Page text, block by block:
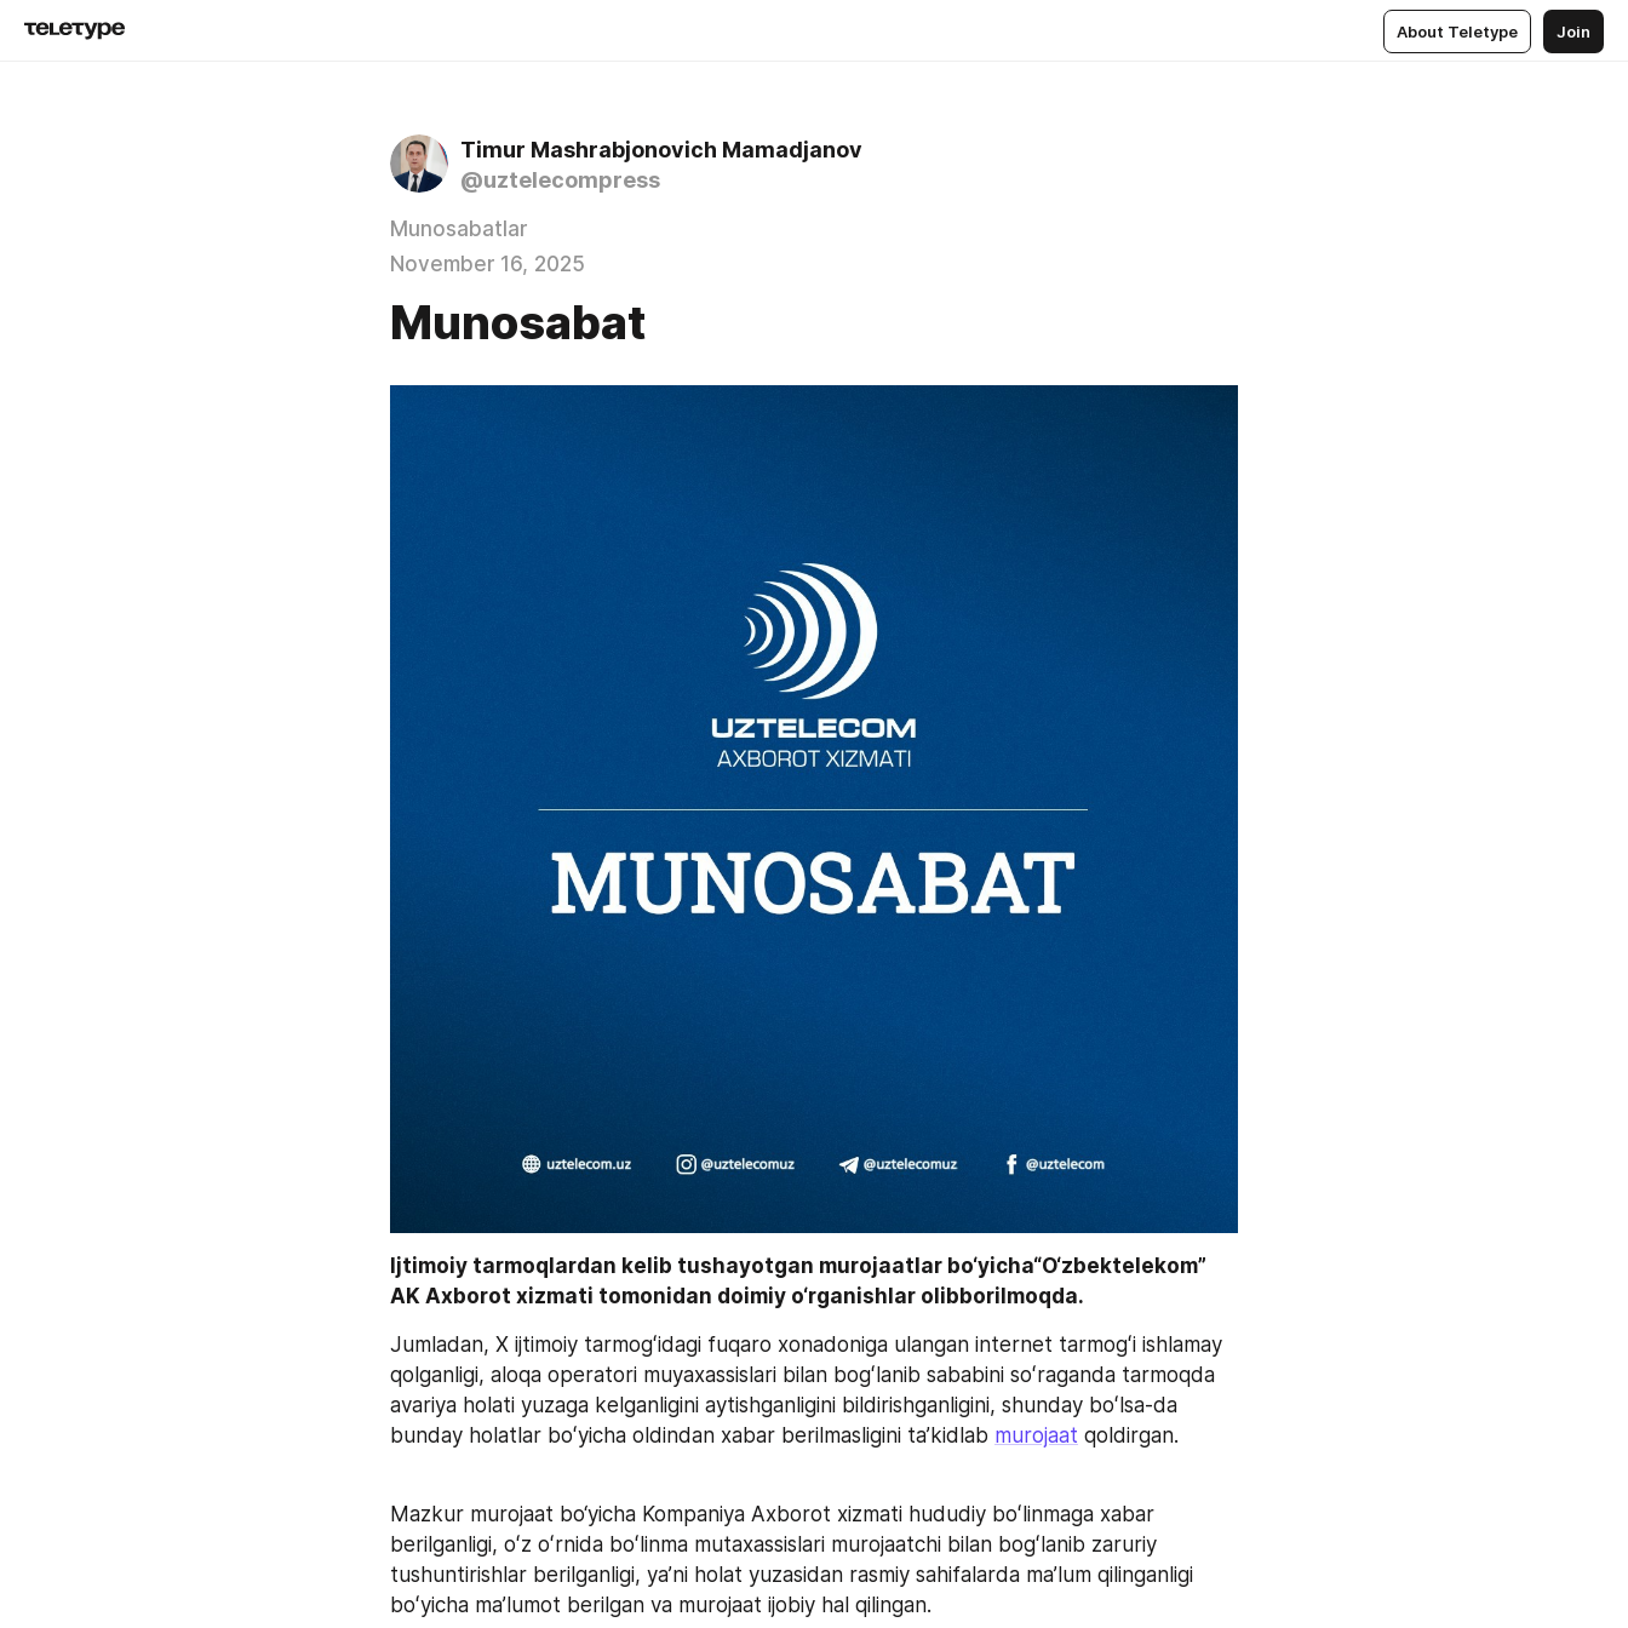
About Teletype Join
Timur Mashrabjonovich Mamadjanov
@uztelecompress
Munosabatlar
November 16, 2025
Munosabat
Ijtimoiy tarmoqlardan kelib tushayotgan murojaatlar bo‘yicha“O‘zbektelekom”
AK Axborot xizmati tomonidan doimiy o‘rganishlar olibborilmoqda.
Jumladan, X ijtimoiy tarmogʻidagi fuqaro xonadoniga ulangan internet tarmogʻi ishlamay
qolganligi, aloqa operatori muyaxassislari bilan bogʻlanib sababini soʻraganda tarmoqda
avariya holati yuzaga kelganligini aytishganligini bildirishganligini, shunday boʻlsa-da
bunday holatlar boʻyicha oldindan xabar berilmasligini taʼkidlab murojaat qoldirgan.
Mazkur murojaat bo‘yicha Kompaniya Axborot xizmati hududiy boʻlinmaga xabar
berilganligi, oʻz oʻrnida boʻlinma mutaxassislari murojaatchi bilan bogʻlanib zaruriy
tushuntirishlar berilganligi, yaʼni holat yuzasidan rasmiy sahifalarda maʼlum qilinganligi
boʻyicha maʼlumot berilgan va murojaat ijobiy hal qilingan.